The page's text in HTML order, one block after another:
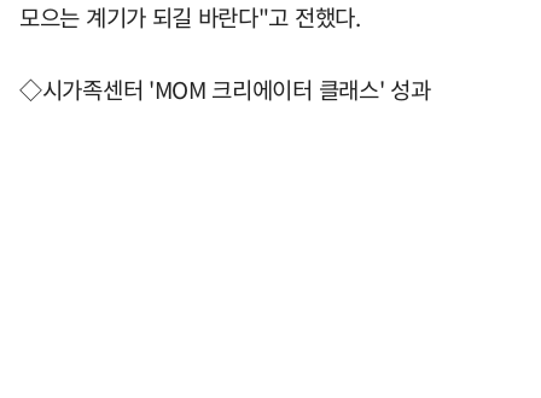
모으는 계기가 되길 바란다"고 전했다.
◇시가족센터 'MOM 크리에이터 클래스' 성과